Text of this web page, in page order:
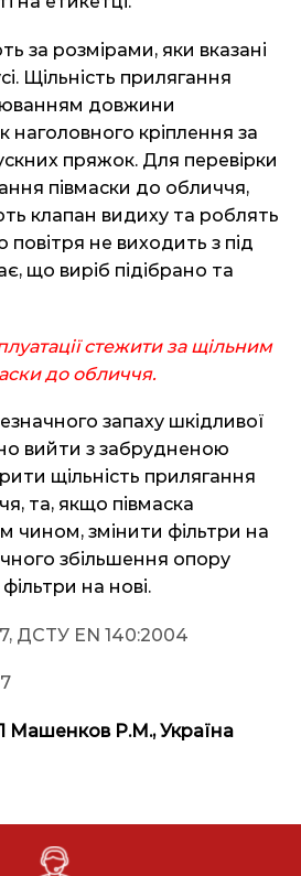
за розмірами, яки вказані
Щільність прилягання
довжини
наголовного кріплення за
пряжок. Для перевірки
півмаски до обличчя,
клапан видиху та роблять
не виходить з під
що виріб підібрано та
стежити за щільним
до обличчя.
запаху шкідливої
вийти з забрудненою
щільність прилягання
та, якщо півмаска
чином, змінити фільтри на
збільшення опору
на нові.
ДСТУ EN 140:2004
Р.М., Україна